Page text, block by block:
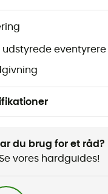
udstyrede eventyrere
klatring /
du brug for et råd?
Se vores hardguides!